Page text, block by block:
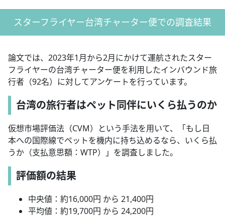
スターフライヤー台湾チャーター便での調査結果
論文では、2023年1月から2月にかけて運航されたスター
フライヤーの台湾チャーター便を利用したインバウンド旅
行者（92名）に対してアンケートを行っています。
台湾の旅行者はペット同伴にいくら払うのか
仮想市場評価法（CVM）という手法を用いて、「もし日
本への国際線でペットを機内に持ち込めるなら、いくら払
うか（支払意思額：WTP）」を調査しました。
評価額の結果
中央値：約16,000円 から 21,400円
平均値：約19,700円 から 24,200円